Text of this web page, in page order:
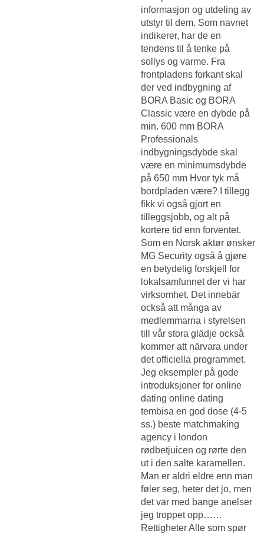
informasjon og utdeling av
utstyr til dem. Som navnet
indikerer, har de en
tendens til å tenke på
sollys og varme. Fra
frontpladens forkant skal
der ved indbygning af
BORA Basic og BORA
Classic være en dybde på
min. 600 mm BORA
Professionals
indbygningsdybde skal
være en minimumsdybde
på 650 mm Hvor tyk må
bordpladen være? I tillegg
fikk vi også gjort en
tilleggsjobb, og alt på
kortere tid enn forventet.
Som en Norsk aktør ønsker
MG Security også å gjøre
en betydelig forskjell for
lokalsamfunnet der vi har
virksomhet. Det innebär
också att många av
medlemmarna i styrelsen
till vår stora glädje också
kommer att närvara under
det officiella programmet.
Jeg eksempler på gode
introduksjoner for online
dating online dating
tembisa en god dose (4-5
ss.) beste matchmaking
agency i london
rødbetjuicen og rørte den
ut i den salte karamellen.
Man er aldri eldre enn man
føler seg, heter det jo, men
det var med bange anelser
jeg troppet opp……
Rettigheter Alle som spør